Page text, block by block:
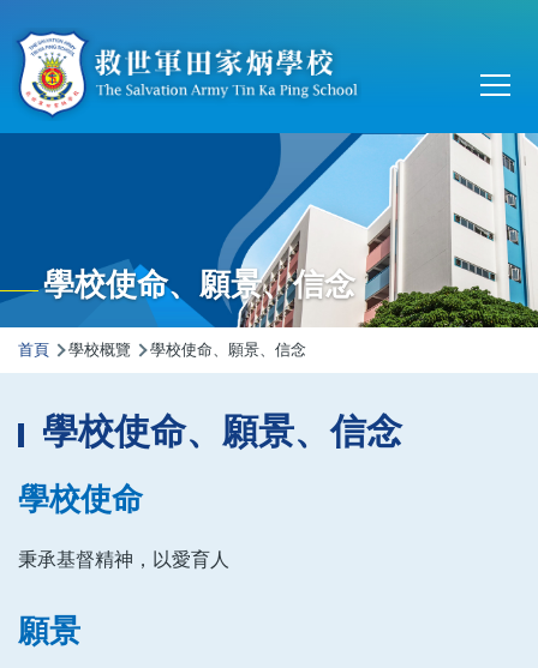
Main
學校使命、願景、信念
導
連
首頁 學校概覽 學校使命、願景、信念
學校使命、願景、信念
學校使命
秉承基督精神，以愛育人
願景